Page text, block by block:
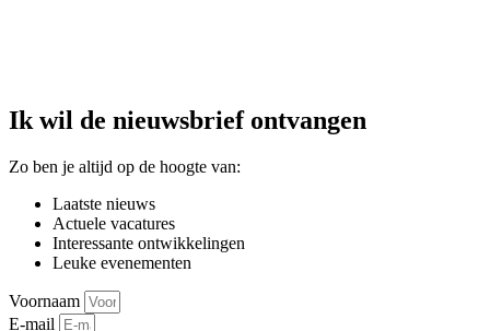
Ik wil de nieuwsbrief ontvangen
Zo ben je altijd op de hoogte van:
Laatste nieuws
Actuele vacatures
Interessante ontwikkelingen
Leuke evenementen
Voornaam
E-mail